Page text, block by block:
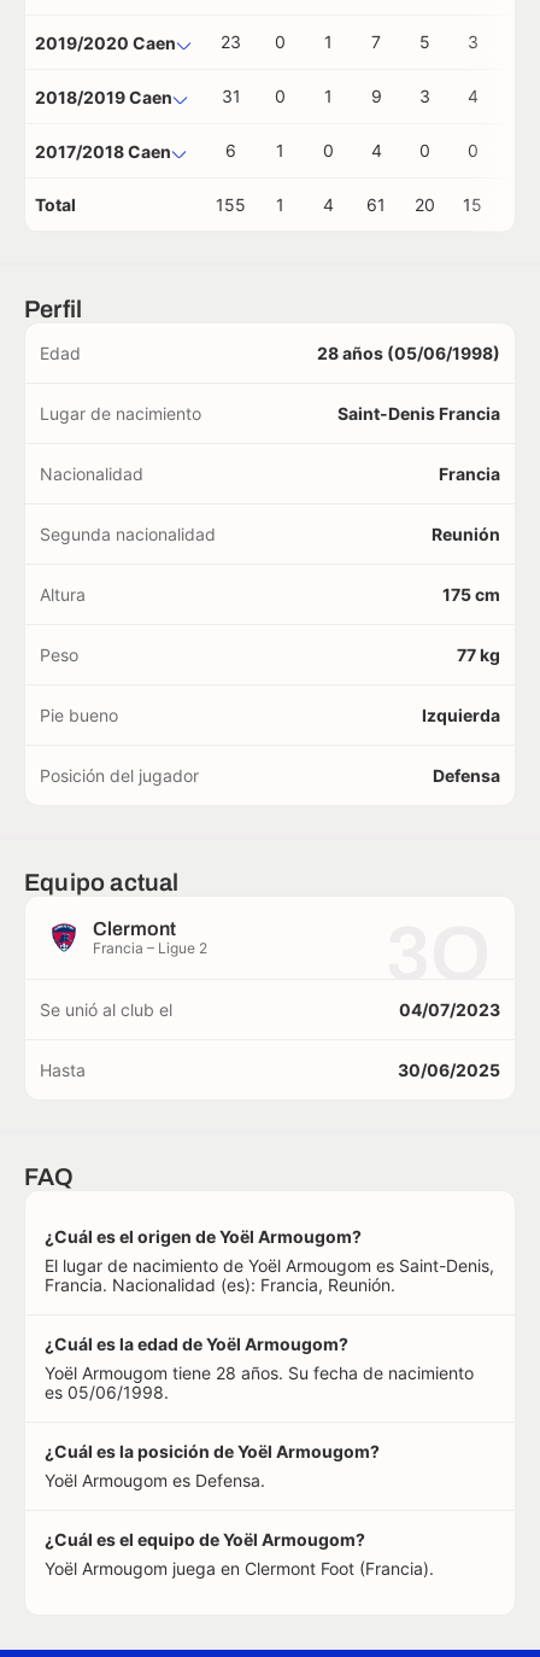
2019/2020 Caen 23 0 1 7 5 3
2018/2019 Caen 31 0 1 9 3 4
2017/2018 Caen 6 1 0 4 0 0
Total 155 1 4 61 20 15
Perfil
Edad 28 años (05/06/1998)
Lugar de nacimiento Saint-Denis Francia
Nacionalidad Francia
Segunda nacionalidad Reunión
Altura 175 cm
Peso 77 kg
Pie bueno Izquierda
Posición del jugador Defensa
Equipo actual
Clermont
Francia – Ligue 2
Se unió al club el 04/07/2023
Hasta 30/06/2025
FAQ
¿Cuál es el origen de Yoël Armougom?
El lugar de nacimiento de Yoël Armougom es Saint-Denis,
Francia. Nacionalidad (es): Francia, Reunión.
¿Cuál es la edad de Yoël Armougom?
Yoël Armougom tiene 28 años. Su fecha de nacimiento
es 05/06/1998.
¿Cuál es la posición de Yoël Armougom?
Yoël Armougom es Defensa.
¿Cuál es el equipo de Yoël Armougom?
Yoël Armougom juega en Clermont Foot (Francia).